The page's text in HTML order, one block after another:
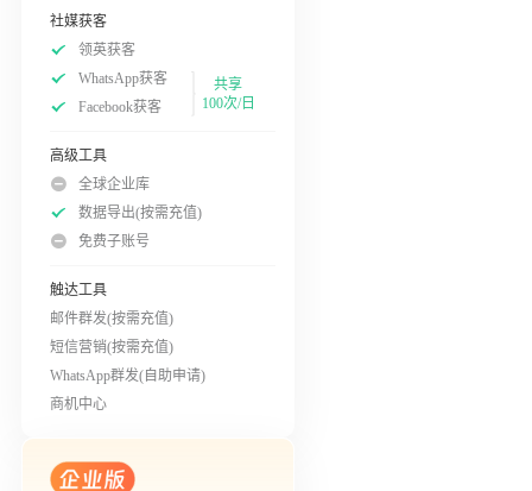
社媒获客
领英获客
WhatsApp获客
Facebook获客
共享
100次/日
高级工具
全球企业库
数据导出(按需充值)
免费子账号
触达工具
邮件群发(按需充值)
短信营销(按需充值)
WhatsApp群发(自助申请)
商机中心